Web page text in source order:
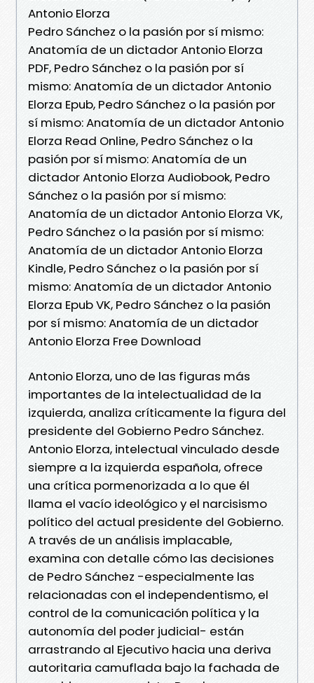
Antonio Elorza
Pedro Sánchez o la pasión por sí mismo:
Anatomía de un dictador Antonio Elorza
PDF, Pedro Sánchez o la pasión por sí
mismo: Anatomía de un dictador Antonio
Elorza Epub, Pedro Sánchez o la pasión por
sí mismo: Anatomía de un dictador Antonio
Elorza Read Online, Pedro Sánchez o la
pasión por sí mismo: Anatomía de un
dictador Antonio Elorza Audiobook, Pedro
Sánchez o la pasión por sí mismo:
Anatomía de un dictador Antonio Elorza VK,
Pedro Sánchez o la pasión por sí mismo:
Anatomía de un dictador Antonio Elorza
Kindle, Pedro Sánchez o la pasión por sí
mismo: Anatomía de un dictador Antonio
Elorza Epub VK, Pedro Sánchez o la pasión
por sí mismo: Anatomía de un dictador
Antonio Elorza Free Download
Antonio Elorza, uno de las figuras más
importantes de la intelectualidad de la
izquierda, analiza críticamente la figura del
presidente del Gobierno Pedro Sánchez.
Antonio Elorza, intelectual vinculado desde
siempre a la izquierda española, ofrece
una crítica pormenorizada a lo que él
llama el vacío ideológico y el narcisismo
político del actual presidente del Gobierno.
A través de un análisis implacable,
examina con detalle cómo las decisiones
de Pedro Sánchez -especialmente las
relacionadas con el independentismo, el
control de la comunicación política y la
autonomía del poder judicial- están
arrastrando al Ejecutivo hacia una deriva
autoritaria camuflada bajo la fachada de